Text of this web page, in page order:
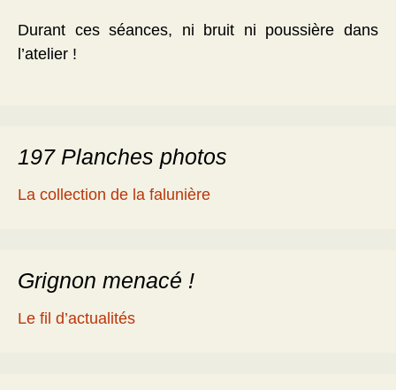
Durant ces séances, ni bruit ni poussière dans
l’atelier !
197 Planches photos
La collection de la falunière
Grignon menacé !
Le fil d’actualités